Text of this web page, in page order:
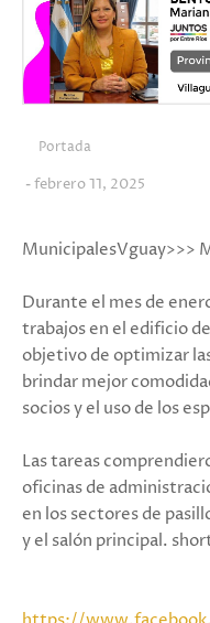
Portada
febrero 11, 2025
MunicipalesVguay>>>
Durante el mes de
trabajos en el edificio
objetivo de optimizar
brindar mejor
socios y el uso de los
Las tareas
oficinas de
en los sectores de
y el salón principal.